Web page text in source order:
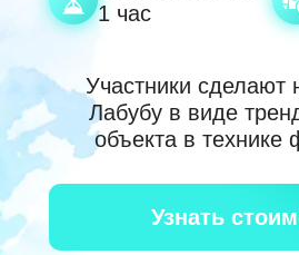
Участники сделают
Лабубу в виде
объекта в технике
1 час
Узнать